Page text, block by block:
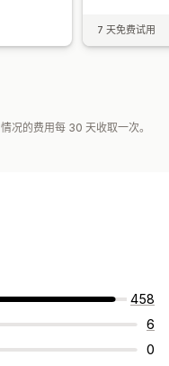
7 天免费试用
况的费用每 30 天收取一次。
458
6
0